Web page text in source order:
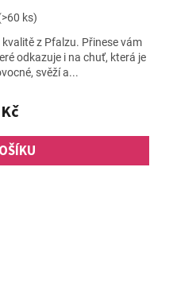
ks)
z Pfalzu. Přinese vám
odkazuje i na chuť, která je
svěží a...